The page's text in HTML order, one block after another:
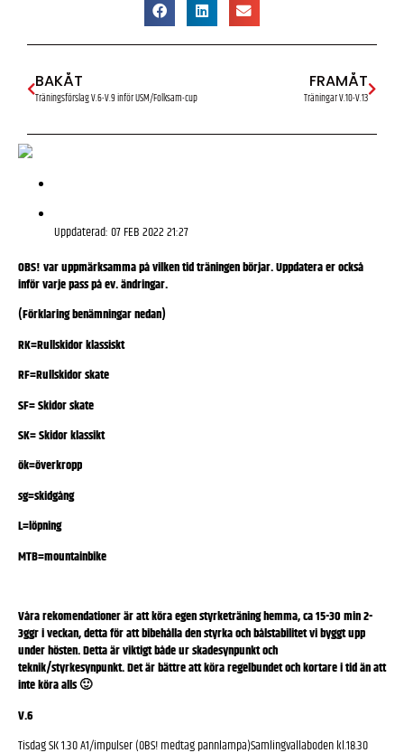
BAKÅT
Träningsförslag V.6-V.9 inför USM/Folksam-cup
FRAMÅT
Träningar V.10-V.13
Uppdaterad:07 FEB 2022 21:27
OBS! var uppmärksamma på vilken tid träningen börjar. Uppdatera er också
inför varje pass på ev. ändringar.
(Förklaring benämningar nedan)
RK=Rullskidor klassiskt
RF=Rullskidor skate
SF= Skidor skate
SK= Skidor klassikt
ök=överkropp
sg=skidgång
L=löpning
MTB=mountainbike
Våra rekomendationer är att köra egen styrketräning hemma, ca 15-30 min 2-
3ggr i veckan, detta för att bibehålla den styrka och bålstabilitet vi byggt upp
under hösten. Detta är viktigt både ur skadesynpunkt och
teknik/styrkesynpunkt. Det är bättre att köra regelbundet och kortare i tid än att
inte köra alls 🙂
V.6
Tisdag SK 1.30 A1/impulser (OBS! medtag pannlampa)Samlingvallaboden kl.18.30